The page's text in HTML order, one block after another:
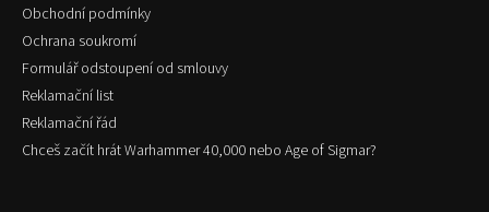
Obchodní podmínky
Ochrana soukromí
Formulář odstoupení od smlouvy
Reklamační list
Reklamační řád
Chceš začít hrát Warhammer 40,000 nebo Age of Sigmar?